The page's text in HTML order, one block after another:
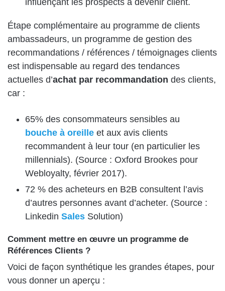
Étape complémentaire au programme de clients
ambassadeurs, un programme de gestion des
recommandations / références / témoignages clients
est indispensable au regard des tendances
actuelles d’achat par recommandation des clients,
car :
65% des consommateurs sensibles au
bouche à oreille et aux avis clients
recommandent à leur tour (en particulier les
millennials). (Source : Oxford Brookes pour
Webloyalty, février 2017).
72 % des acheteurs en B2B consultent l’avis
d’autres personnes avant d’acheter. (Source :
Linkedin Sales Solution)
Comment mettre en œuvre un programme de
Références Clients ?
Voici de façon synthétique les grandes étapes, pour
vous donner un aperçu :